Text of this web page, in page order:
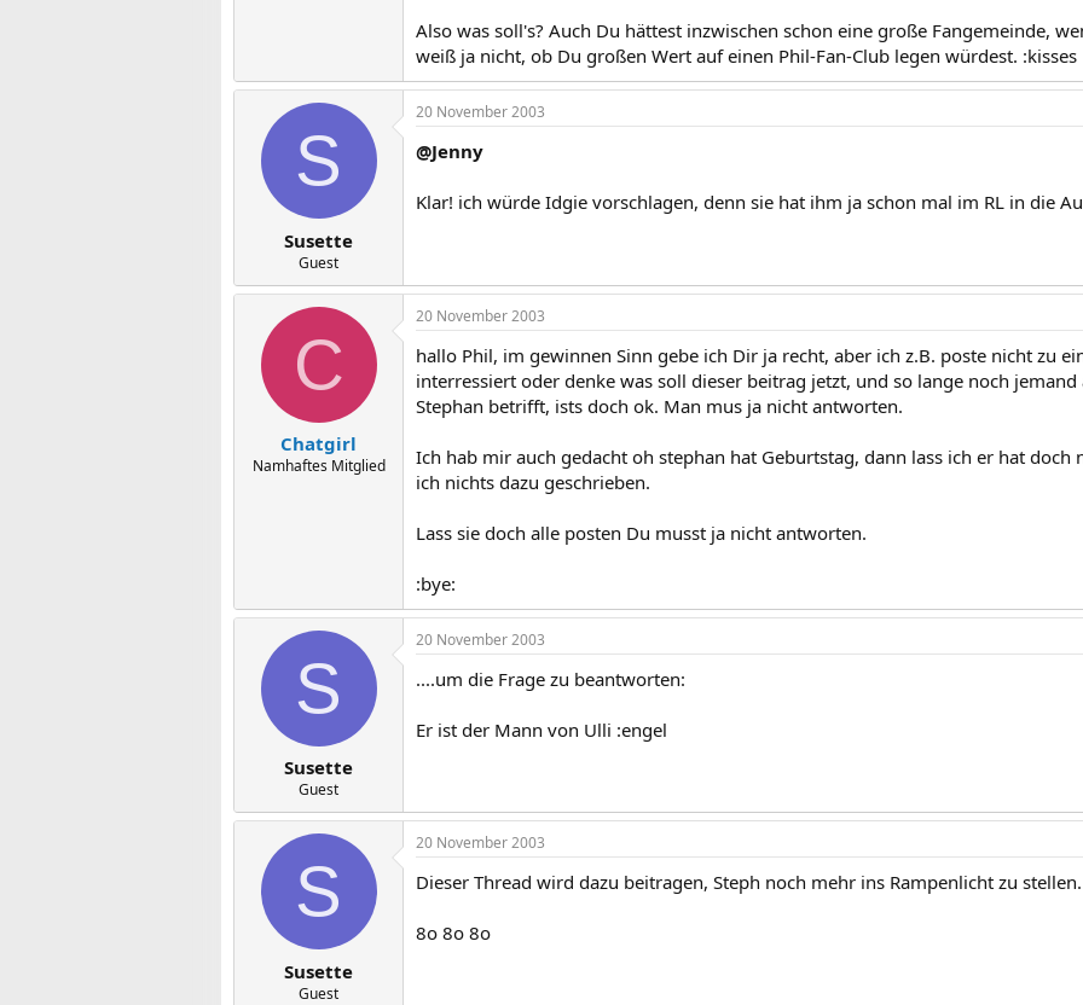
Also was soll's? Auch Du hättest inzwischen schon eine große Fangemeinde,
weiß ja nicht, ob Du großen Wert auf einen Phil-Fan-Club legen würdest. :kisses
S
Susette
Guest
20 November 2003
@Jenny
Klar! ich würde Idgie vorschlagen, denn sie hat ihm ja schon mal im RL in die
C
Chatgirl
Namhaftes Mitglied
20 November 2003
hallo Phil, im gewinnen Sinn gebe ich Dir ja recht, aber ich z.B. poste nicht zu
interressiert oder denke was soll dieser beitrag jetzt, und so lange noch
Stephan betrifft, ists doch ok. Man mus ja nicht antworten.
Ich hab mir auch gedacht oh stephan hat Geburtstag, dann lass ich er hat
ich nichts dazu geschrieben.
Lass sie doch alle posten Du musst ja nicht antworten.
:bye:
S
Susette
Guest
20 November 2003
....um die Frage zu beantworten:
Er ist der Mann von Ulli :engel
S
Susette
Guest
20 November 2003
Dieser Thread wird dazu beitragen, Steph noch mehr ins Rampenlicht zu stellen.
8o 8o 8o